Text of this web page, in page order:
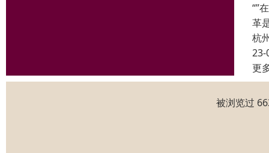
“”
革
杭
23-
更
被浏览过